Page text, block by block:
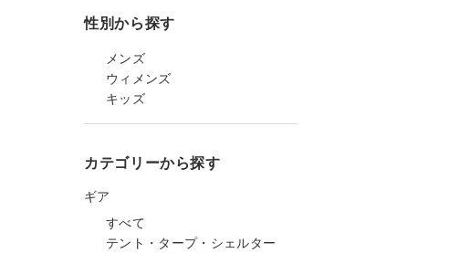
性別から探す
メンズ
ウィメンズ
キッズ
カテゴリーから探す
ギア
すべて
テント・タープ・シェルター